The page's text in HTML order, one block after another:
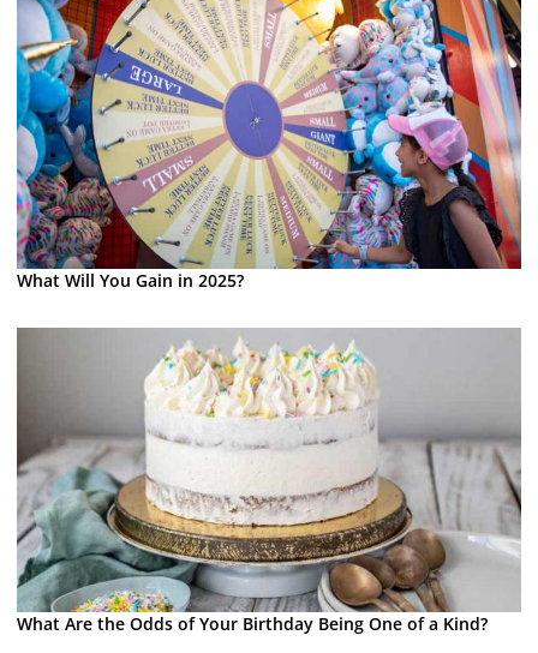
What Will You Gain in 2025?
What Are the Odds of Your Birthday Being One of a Kind?